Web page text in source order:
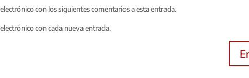
con los siguientes comentarios a esta entrada.
con cada nueva entrada.